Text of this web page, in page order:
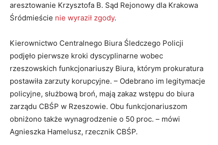
aresztowanie Krzysztofa B. Sąd Rejonowy dla Krakowa
Śródmieście nie wyraził zgody.
Kierownictwo Centralnego Biura Śledczego Policji
podjęło pierwsze kroki dyscyplinarne wobec
rzeszowskich funkcjonariuszy Biura, którym prokuratura
postawiła zarzuty korupcyjne. – Odebrano im legitymacje
policyjne, służbową broń, mają zakaz wstępu do biura
zarządu CBŚP w Rzeszowie. Obu funkcjonariuszom
obniżono także wynagrodzenie o 50 proc. – mówi
Agnieszka Hamelusz, rzecznik CBŚP.